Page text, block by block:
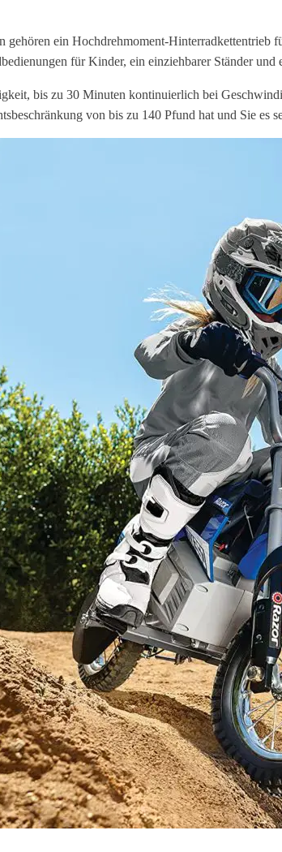
gehören ein Hochdrehmoment-
für Kinder, ein einziehbarer Ständer
bis zu 30 Minuten kontinuierlich bei
von bis zu 140 Pfund hat und Sie es